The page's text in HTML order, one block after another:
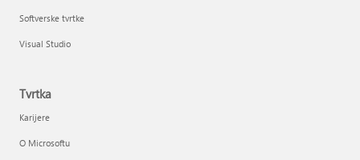
Softverske tvrtke
Visual Studio
Tvrtka
Karijere
O Microsoftu